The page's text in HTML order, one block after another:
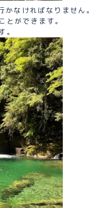
かなければなりません。
とができます。
。